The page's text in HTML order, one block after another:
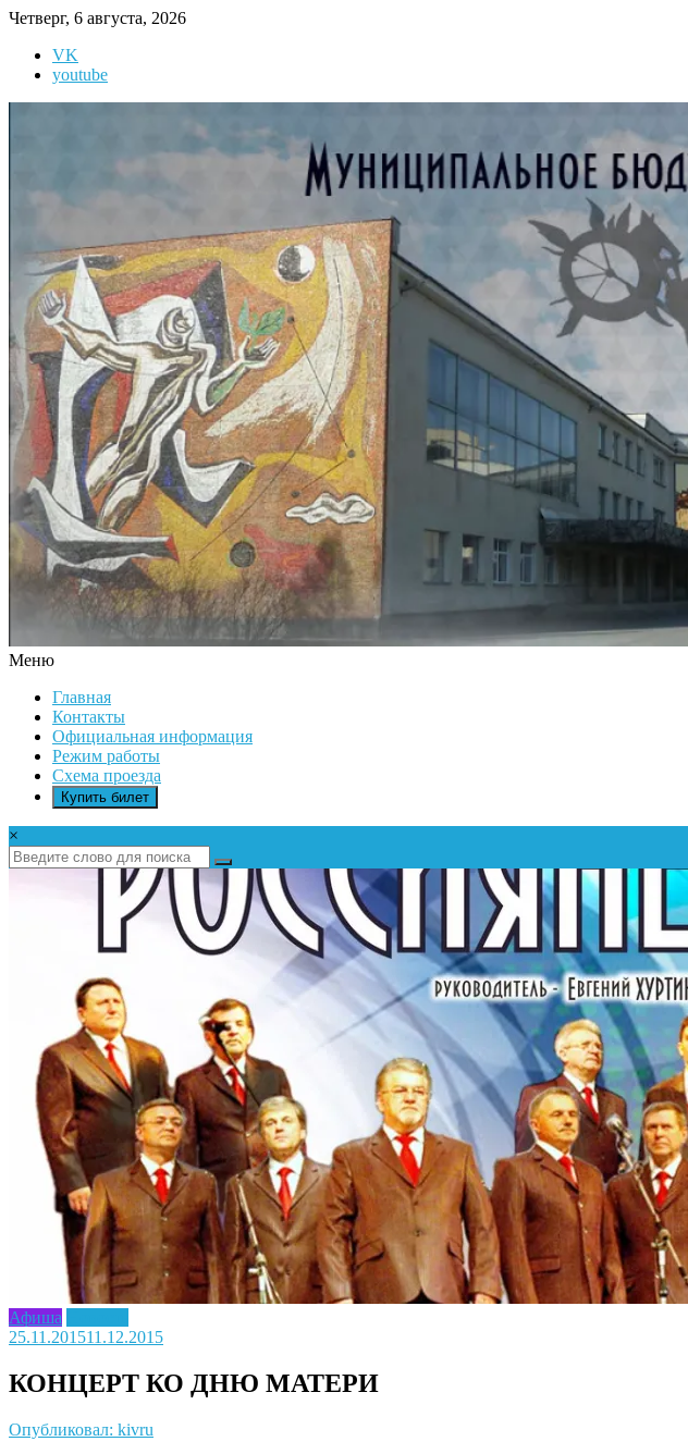
Перейти
содержимому
Четверг, 6 августа, 2026
VK
youtube
ИКАР
Меню
Главная
Контакты
Официальная информация
Режим работы
Схема проезда
Купить билет
×
Афиша
25.11.201511.12.2015
КОНЦЕРТ КО ДНЮ МАТЕРИ
Опубликовал: kivru